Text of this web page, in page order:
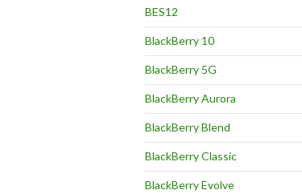
BES12
BlackBerry 10
BlackBerry 5G
BlackBerry Aurora
BlackBerry Blend
BlackBerry Classic
BlackBerry Evolve